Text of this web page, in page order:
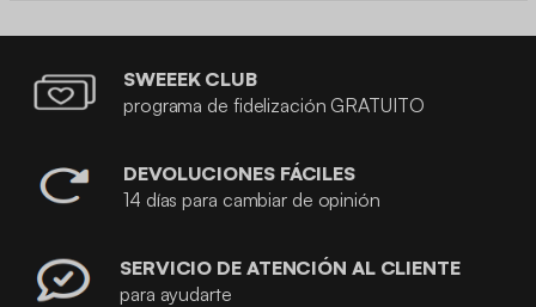
SWEEEK CLUB
programa de fidelización GRATUITO
DEVOLUCIONES FÁCILES
14 días para cambiar de opinión
SERVICIO DE ATENCIÓN AL CLIENTE
para ayudarte